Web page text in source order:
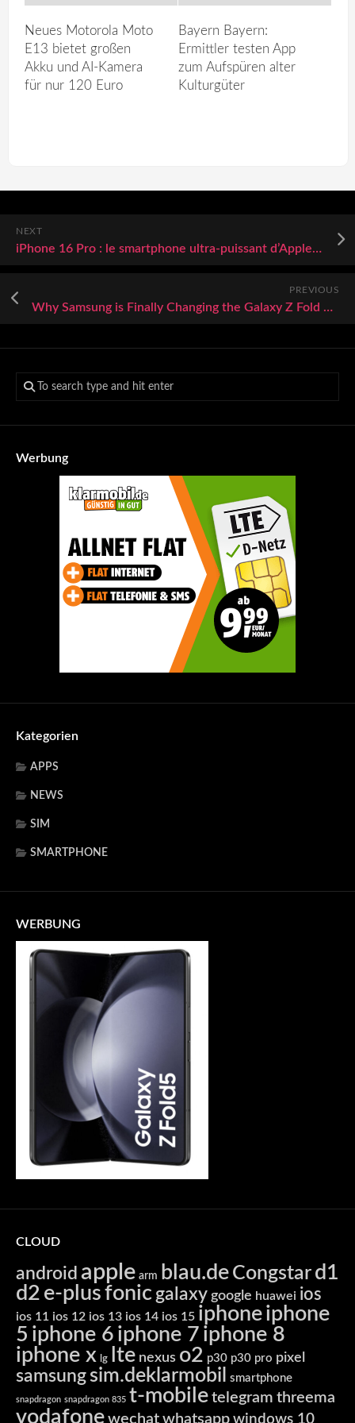
Neues Motorola Moto
E13 bietet großen
Akku und AI-Kamera
für nur 120 Euro
Bayern Bayern:
Ermittler testen App
zum Aufspüren alter
Kulturgüter
NEXT
iPhone 16 Pro : le smartphone ultra-puissant d’Apple tombe à un prix encore jamais vu
PREVIOUS
Why Samsung is Finally Changing the Galaxy Z Fold 8 Design
Werbung
Kategorien
APPS
NEWS
SIM
SMARTPHONE
WERBUNG
CLOUD
android apple arm blau.de Congstar d1
d2 e-plusfonic galaxy google huawei ios
ios 11 ios 12 ios 13 ios 14 ios 15 iphoneiphone
5 iphone 6 iphone 7 iphone 8
iphone x lg lte nexus o2 p30 p30 pro pixel
samsung sim.deklarmobil smartphone
snapdragon snapdragon 835 t-mobile telegram threema
vodafone wechat whatsapp windows 10